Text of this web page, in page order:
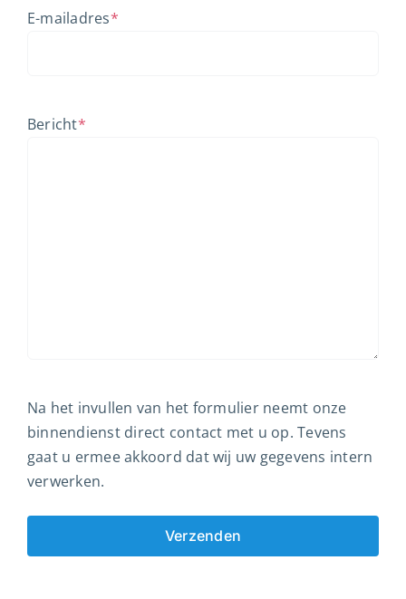
E-mailadres*
Bericht*
Na het invullen van het formulier neemt onze
binnendienst direct contact met u op. Tevens
gaat u ermee akkoord dat wij uw gegevens intern
verwerken.